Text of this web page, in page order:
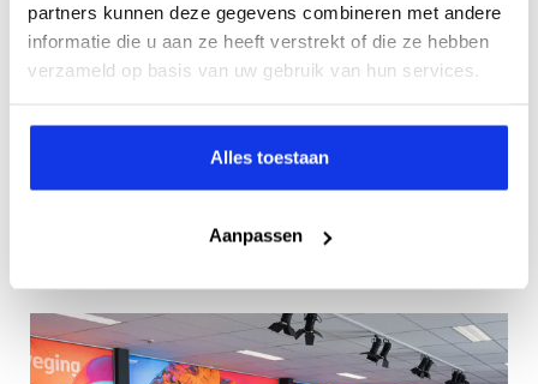
partners kunnen deze gegevens combineren met andere
informatie die u aan ze heeft verstrekt of die ze hebben
verzameld op basis van uw gebruik van hun services.
Alles toestaan
Aanpassen
Behoud van fabrieksgarantie
Experts in alle merken
Altijd up-to-date software
Continu bijgeschoolde autotechnici
Service zoals u die van uw vertrouwde